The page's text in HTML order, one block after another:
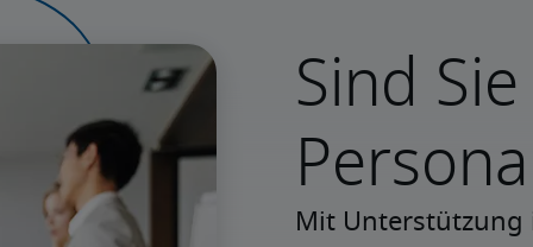
Sind
Mit Unterstützung